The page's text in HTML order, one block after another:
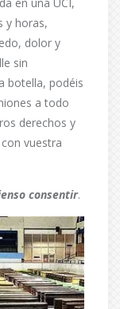
y horas,
dolor y
sin
botella, podéis
a todo
derechos y
vuestra
consentir.